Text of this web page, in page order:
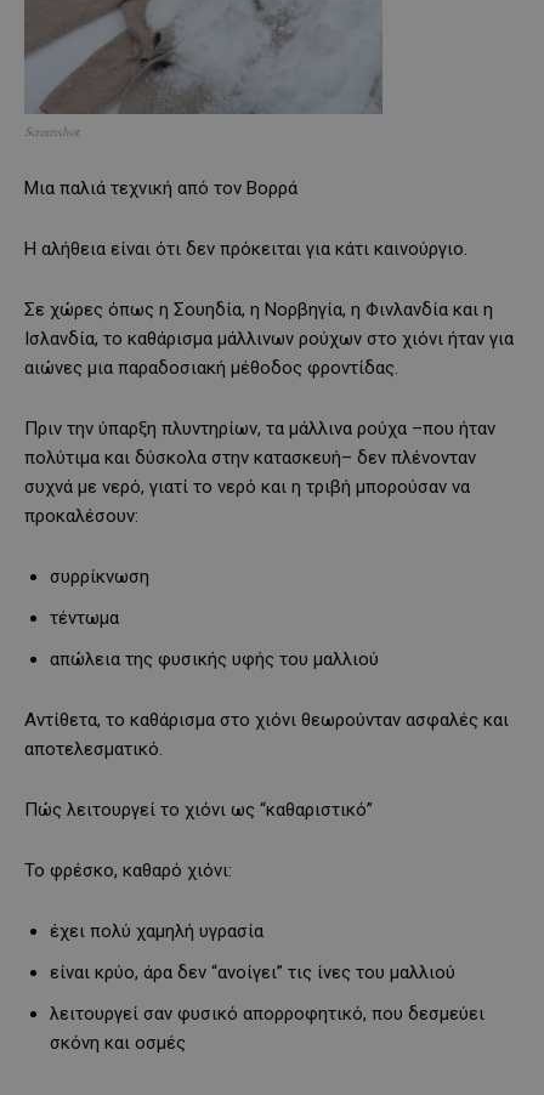
Screenshot
Μια παλιά τεχνική από τον Βορρά
Η αλήθεια είναι ότι δεν πρόκειται για κάτι καινούργιο.
Σε χώρες όπως η Σουηδία, η Νορβηγία, η Φινλανδία και η
Ισλανδία, το καθάρισμα μάλλινων ρούχων στο χιόνι ήταν για
αιώνες μια παραδοσιακή μέθοδος φροντίδας.
Πριν την ύπαρξη πλυντηρίων, τα μάλλινα ρούχα –που ήταν
πολύτιμα και δύσκολα στην κατασκευή– δεν πλένονταν
συχνά με νερό, γιατί το νερό και η τριβή μπορούσαν να
προκαλέσουν:
συρρίκνωση
τέντωμα
απώλεια της φυσικής υφής του μαλλιού
Αντίθετα, το καθάρισμα στο χιόνι θεωρούνταν ασφαλές και
αποτελεσματικό.
Πώς λειτουργεί το χιόνι ως “καθαριστικό”
Το φρέσκο, καθαρό χιόνι:
έχει πολύ χαμηλή υγρασία
είναι κρύο, άρα δεν “ανοίγει” τις ίνες του μαλλιού
λειτουργεί σαν φυσικό απορροφητικό, που δεσμεύει
σκόνη και οσμές